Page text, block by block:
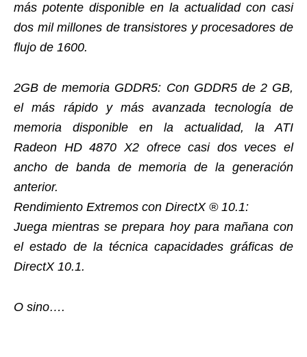
más potente disponible en la actualidad con casi
dos mil millones de transistores y procesadores de
flujo de 1600.
2GB de memoria GDDR5: Con GDDR5 de 2 GB,
el más rápido y más avanzada tecnología de
memoria disponible en la actualidad, la ATI
Radeon HD 4870 X2 ofrece casi dos veces el
ancho de banda de memoria de la generación
anterior.
Rendimiento Extremos con DirectX ® 10.1:
Juega mientras se prepara hoy para mañana con
el estado de la técnica capacidades gráficas de
DirectX 10.1.
O sino….